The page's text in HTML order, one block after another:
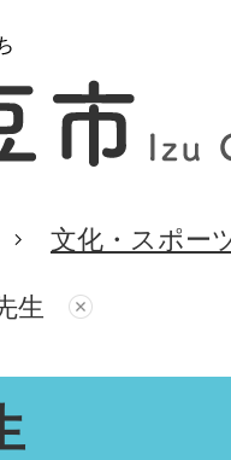
文化・スポー
生